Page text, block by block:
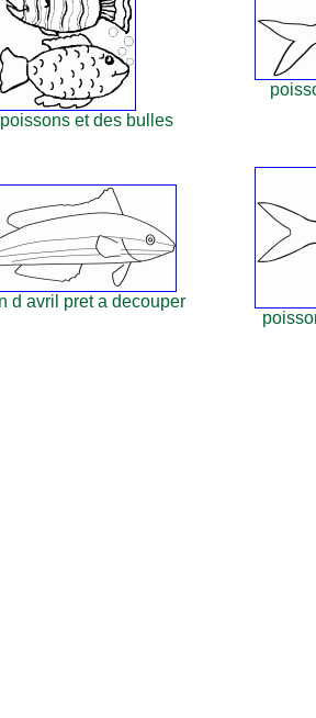
et des bulles
d avril pret a decouper